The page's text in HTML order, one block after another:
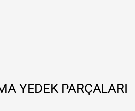
YEDEK PARÇALARI